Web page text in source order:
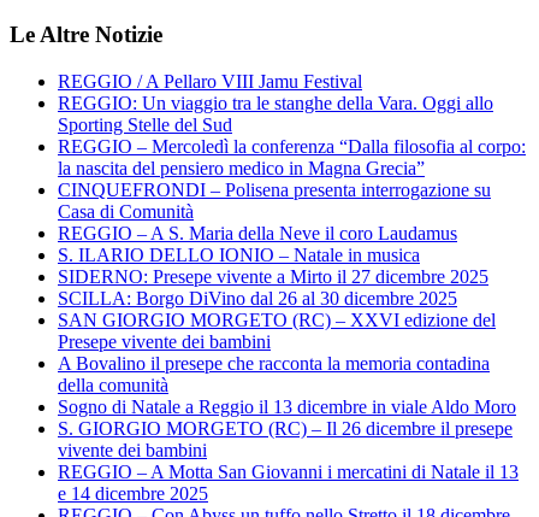
Le Altre Notizie
REGGIO / A Pellaro VIII Jamu Festival
REGGIO: Un viaggio tra le stanghe della Vara. Oggi allo
Sporting Stelle del Sud
REGGIO – Mercoledì la conferenza “Dalla filosofia al corpo:
la nascita del pensiero medico in Magna Grecia”
CINQUEFRONDI – Polisena presenta interrogazione su
Casa di Comunità
REGGIO – A S. Maria della Neve il coro Laudamus
S. ILARIO DELLO IONIO – Natale in musica
SIDERNO: Presepe vivente a Mirto il 27 dicembre 2025
SCILLA: Borgo DiVino dal 26 al 30 dicembre 2025
SAN GIORGIO MORGETO (RC) – XXVI edizione del
Presepe vivente dei bambini
A Bovalino il presepe che racconta la memoria contadina
della comunità
Sogno di Natale a Reggio il 13 dicembre in viale Aldo Moro
S. GIORGIO MORGETO (RC) – Il 26 dicembre il presepe
vivente dei bambini
REGGIO – A Motta San Giovanni i mercatini di Natale il 13
e 14 dicembre 2025